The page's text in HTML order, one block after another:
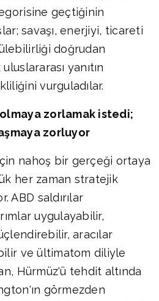
geçtiğinin
savaşı, enerjiyi, ticareti
doğrudan
yanıtın
vurguladılar.
zorlamak istedi;
zorluyor
nahoş bir gerçeği ortaya
her zaman stratejik
ABD saldırılar
uygulayabilir,
aracılar
ve ültimatom diliyle
Hürmüz'ü tehdit altında
görmezden